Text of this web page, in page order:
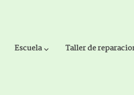
Escuela Taller de